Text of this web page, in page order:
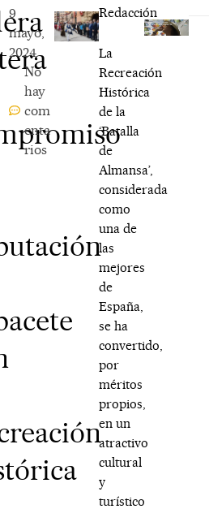
9
mayo,
2024
No
hay
com
enta
rios
Redacción
La
Recreación
Histórica
de la
‘Batalla
de
Almansa’,
considerada
como
una de
las
mejores
de
España,
se ha
convertido,
por
méritos
propios,
en un
atractivo
cultural
y
turístico